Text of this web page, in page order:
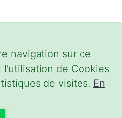
navigation sur ce
de Cookies
de visites. En